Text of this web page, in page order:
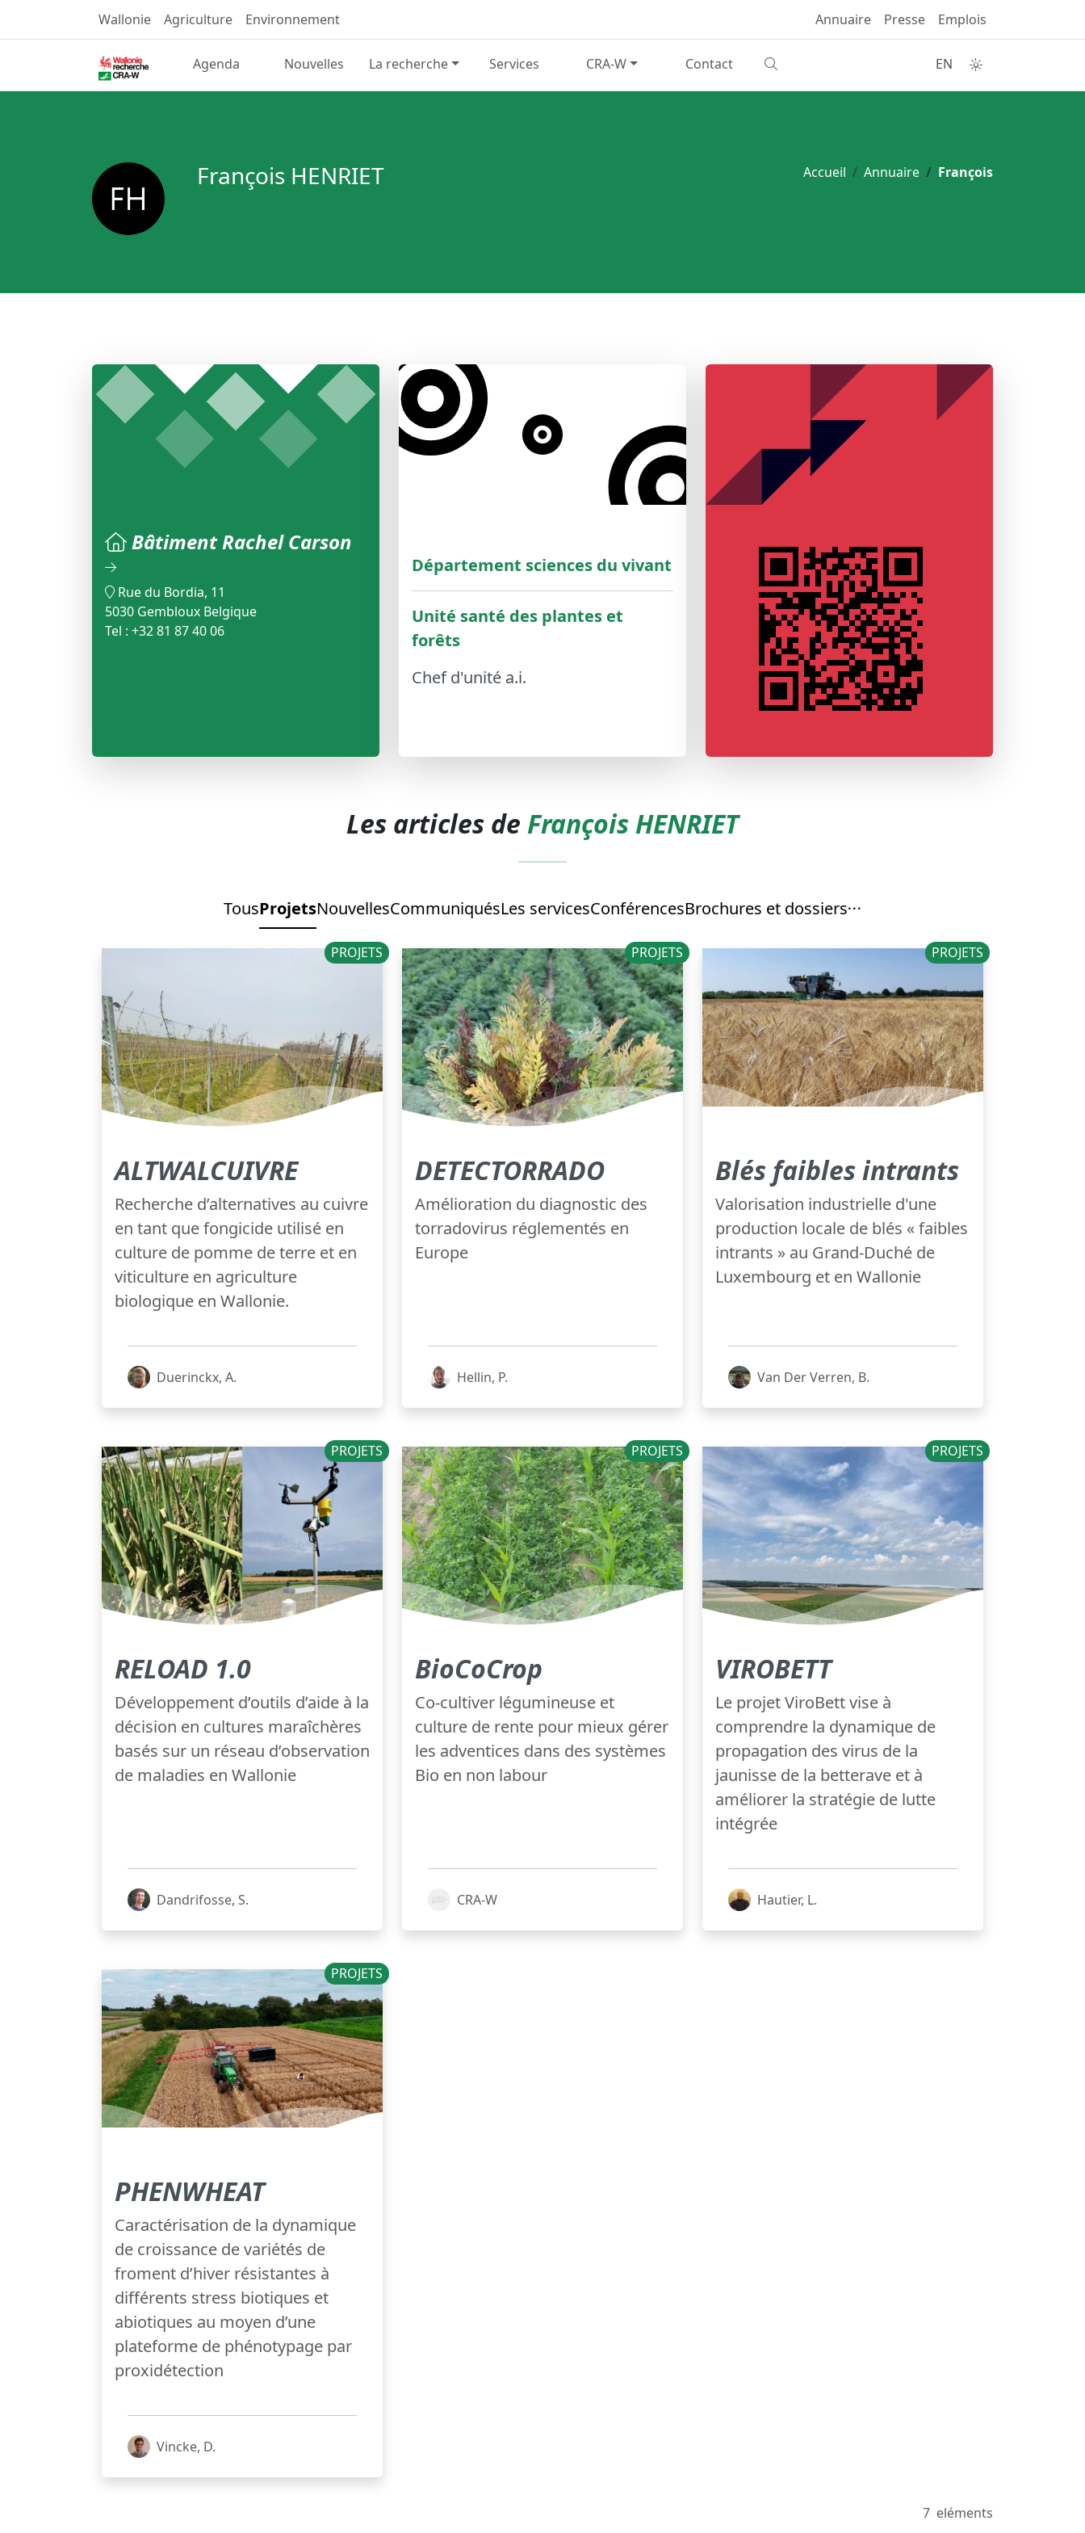
Wallonie Agriculture Environnement Annuaire Presse Emplois
Agenda Nouvelles La recherche Services CRA-W Contact EN
Accueil Annuaire François
François HENRIET
Bâtiment Rachel Carson
Rue du Bordia, 11
5030 Gembloux Belgique
Tel : +32 81 87 40 06
Département sciences du vivant
Unité santé des plantes et
forêts
Chef d'unité a.i.
Les articles de François HENRIET
TousProjetsNouvellesCommuniquésLes servicesConférencesBrochures et dossiers
PROJETS
ALTWALCUIVRE
Recherche d’alternatives au cuivre
en tant que fongicide utilisé en
culture de pomme de terre et en
viticulture en agriculture
biologique en Wallonie.
Duerinckx, A.
PROJETS
DETECTORRADO
Amélioration du diagnostic des
torradovirus réglementés en
Europe
Hellin, P.
PROJETS
Blés faibles intrants
Valorisation industrielle d'une
production locale de blés « faibles
intrants » au Grand-Duché de
Luxembourg et en Wallonie
Van Der Verren, B.
PROJETS
RELOAD 1.0
Développement d’outils d’aide à la
décision en cultures maraîchères
basés sur un réseau d’observation
de maladies en Wallonie
Dandrifosse, S.
PROJETS
BioCoCrop
Co-cultiver légumineuse et
culture de rente pour mieux gérer
les adventices dans des systèmes
Bio en non labour
CRA-W
PROJETS
VIROBETT
Le projet ViroBett vise à
comprendre la dynamique de
propagation des virus de la
jaunisse de la betterave et à
améliorer la stratégie de lutte
intégrée
Hautier, L.
PROJETS
PHENWHEAT
Caractérisation de la dynamique
de croissance de variétés de
froment d’hiver résistantes à
différents stress biotiques et
abiotiques au moyen d’une
plateforme de phénotypage par
proxidétection
Vincke, D.
7 eléments